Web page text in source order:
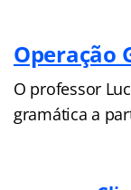
Operação
O professor
gramática a